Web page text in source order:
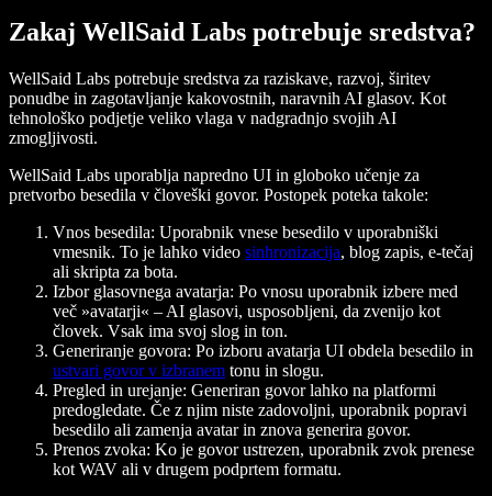
Zakaj WellSaid Labs potrebuje sredstva?
WellSaid Labs potrebuje sredstva za raziskave, razvoj, širitev
ponudbe in zagotavljanje kakovostnih, naravnih AI glasov. Kot
tehnološko podjetje veliko vlaga v nadgradnjo svojih AI
zmogljivosti.
WellSaid Labs uporablja napredno UI in globoko učenje za
pretvorbo besedila v človeški govor. Postopek poteka takole:
Vnos besedila: Uporabnik vnese besedilo v uporabniški
vmesnik. To je lahko video sinhronizacija, blog zapis, e-tečaj
ali skripta za bota.
Izbor glasovnega avatarja: Po vnosu uporabnik izbere med
več »avatarji« – AI glasovi, usposobljeni, da zvenijo kot
človek. Vsak ima svoj slog in ton.
Generiranje govora: Po izboru avatarja UI obdela besedilo in
ustvari govor v izbranem tonu in slogu.
Pregled in urejanje: Generiran govor lahko na platformi
predogledate. Če z njim niste zadovoljni, uporabnik popravi
besedilo ali zamenja avatar in znova generira govor.
Prenos zvoka: Ko je govor ustrezen, uporabnik zvok prenese
kot WAV ali v drugem podprtem formatu.